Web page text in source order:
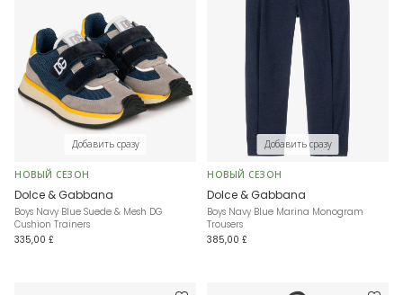
Добавить сразу
НОВЫЙ СЕЗОН
Dolce & Gabbana
Boys Navy Blue Suede & Mesh DG
Cushion Trainers
335,00 £
Добавить сразу
НОВЫЙ СЕЗОН
Dolce & Gabbana
Boys Navy Blue Marina Monogram
Trousers
385,00 £